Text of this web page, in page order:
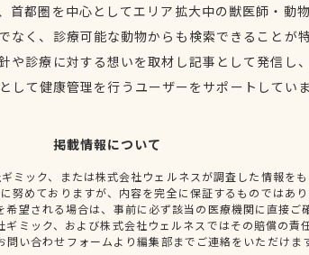
首都圏を中心としてエリア拡大中の獣医師・動
なく、診療可能な動物からも検索できることが
や診療に対する想いを取材し記事として発信し
して健康管理を行うユーザーをサポートしてい
掲載情報について
ミック、または株式会社ウェルネスが調査した情報を
努めておりますが、内容を完全に保証するものではあ
希望される場合は、事前に必ず該当の医療機関に直接ご
ミック、および株式会社ウェルネスではその賠償の責
い合わせフォームより編集部までご連絡をいただけま